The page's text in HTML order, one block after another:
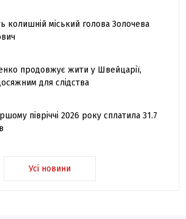
колишній міський голова Золочева
продовжує жити у Швейцарії,
для слідства
півріччі 2026 року сплатила 31.7
Усі новини